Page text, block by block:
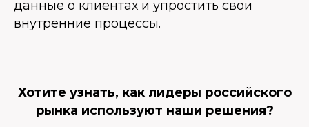
данные о клиентах и упростить свои
внутренние процессы.
Хотите узнать, как лидеры российского
рынка используют наши решения?